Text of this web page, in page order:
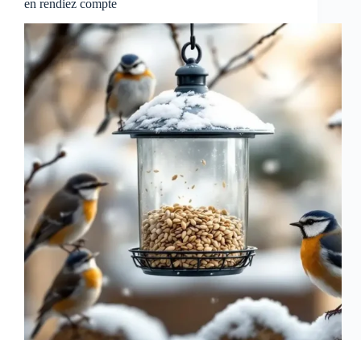
en rendiez compte